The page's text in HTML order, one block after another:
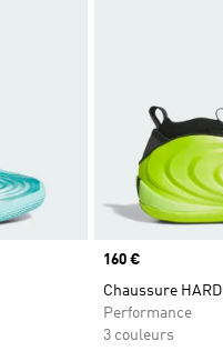
Prix
160 €
Chaussure
Performance
3 couleurs